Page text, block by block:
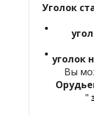
Уголок
уголок
Вы
"